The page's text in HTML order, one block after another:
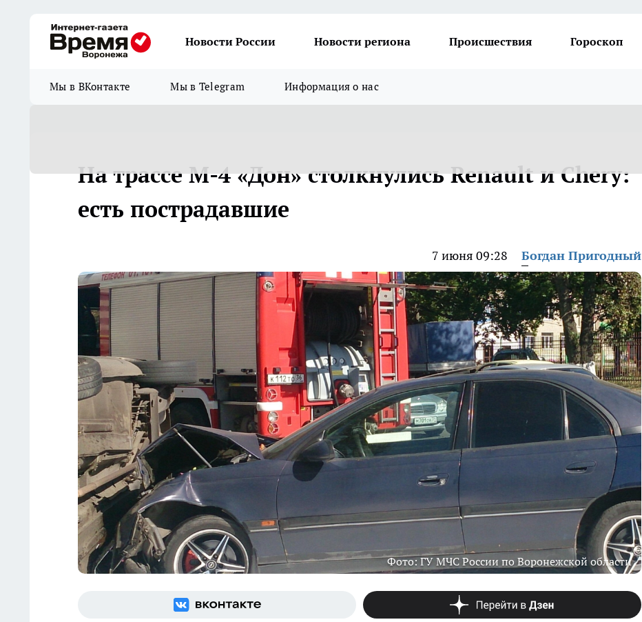
Новости России Новости региона Происшествия Гороскоп
Мы в ВКонтакте Мы в Telegram Информация о нас
На трассе М-4 «Дон» столкнулись Renault и Chery:
есть пострадавшие
7 июня 09:28 Богдан Пригодный
Фото: ГУ МЧС России по Воронежской области